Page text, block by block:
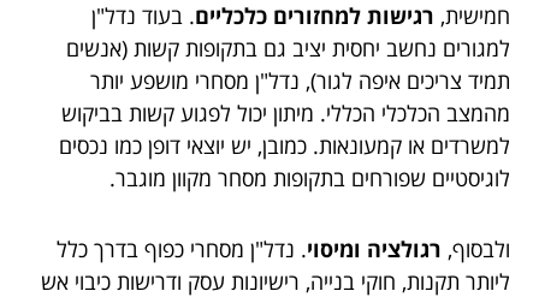
חמישית, רגישות למחזורים כלכליים. בעוד נדל"ן
למגורים נחשב יחסית יציב גם בתקופות קשות (אנשים
תמיד צריכים איפה לגור), נדל"ן מסחרי מושפע יותר
מהמצב הכלכלי הכללי. מיתון יכול לפגוע קשות בביקוש
למשרדים או קמעונאות. כמובן, יש יוצאי דופן כמו נכסים
לוגיסטיים שפורחים בתקופות מסחר מקוון מוגבר.
ולבסוף, רגולציה ומיסוי. נדל"ן מסחרי כפוף בדרך כלל
ליותר תקנות, חוקי בנייה, רישיונות עסק ודרישות כיבוי אש